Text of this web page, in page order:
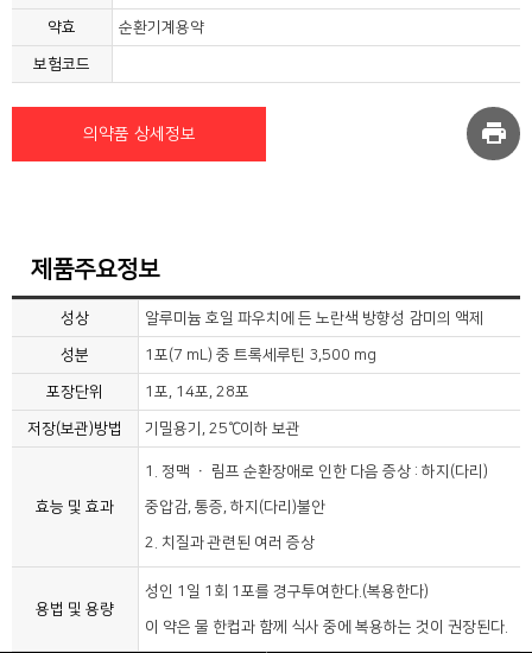
약효 순환기계용약
보험코드
의약품 상세정보 print
제품주요정보
성상 알루미늄 호일 파우치에 든 노란색 방향성 감미의 액제
성분 1포(7 mL) 중 트록세루틴 3,500 mg
포장단위 1포, 14포, 28포
저장(보관)방법 기밀용기, 25℃이하 보관
효능 및 효과
1. 정맥 ㆍ 림프 순환장애로 인한 다음 증상 : 하지(다리)
중압감, 통증, 하지(다리)불안
2. 치질과 관련된 여러 증상
용법 및 용량
성인 1일 1회 1포를 경구투여한다.(복용한다)
이 약은 물 한컵과 함께 식사 중에 복용하는 것이 권장된다.